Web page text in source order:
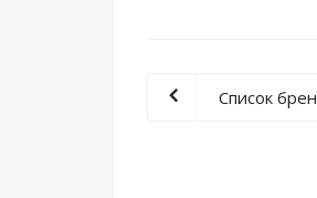
Список